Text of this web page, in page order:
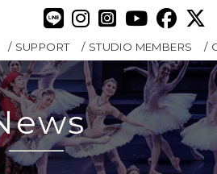
SUPPORT STUDIO MEMBERS